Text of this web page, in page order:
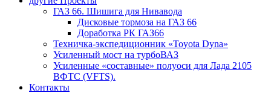
ГАЗ 66. Шишига для Нивавода
Дисковые тормоза на ГАЗ 66
Доработка РК ГАЗ66
Техничка-экспедиционник «Toyota Dyna»
Усиленный мост на турбоВАЗ
Усиленные «составные» полуоси для Лада 2105
ВФТС (VFTS).
Контакты